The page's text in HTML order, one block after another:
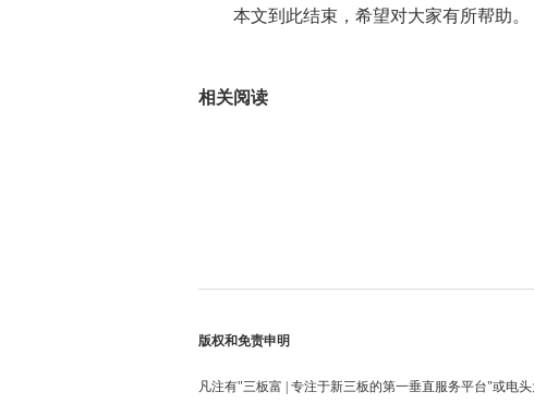
本文到此结束，希望对大家有所帮助。
相关阅读
版权和免责申明
凡注有"三板富 | 专注于新三板的第一垂直服务平台"或电